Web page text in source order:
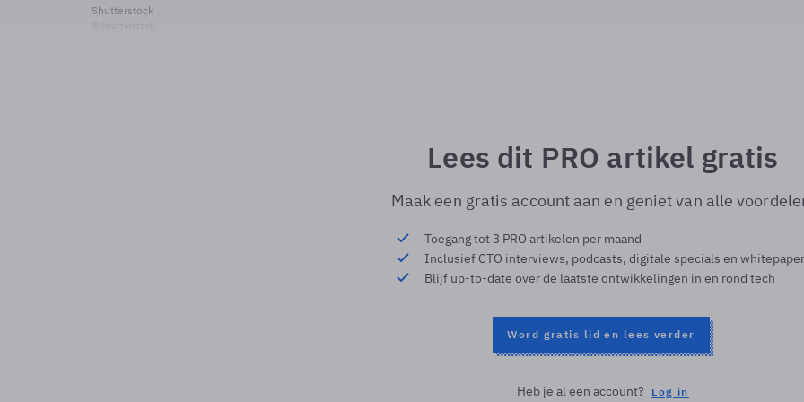
Shutterstock
Lees dit PRO artikel gratis
Maak een gratis account aan en geniet van alle
Toegang tot 3 PRO artikelen per maand
Inclusief CTO interviews, podcasts, digitale specials en
Blijf up-to-date over de laatste ontwikkelingen in en rond tech
Word gratis lid en lees verder
Heb je al een account? Log in